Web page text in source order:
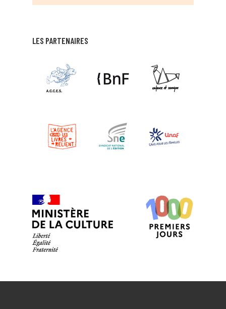
CLERMONTAIS RAM
CLERMONT L’HERAULT
COURNONSEC
COURNONSEC
FONTES MÉDIATHÈQUE
FONTES
EN SAVOIR PLUS
LES PARTENAIRES